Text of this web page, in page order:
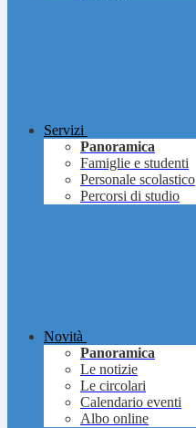
Servizi
Panoramica
Famiglie e studenti
Personale scolastico
Percorsi di studio
Novità
Panoramica
Le notizie
Le circolari
Calendario eventi
Albo online